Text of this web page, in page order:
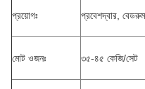
প্রয়োগঃ প্রবেশদ্বার,
মোট ওজনঃ ৩৫-৪৫ কেজি/সেট